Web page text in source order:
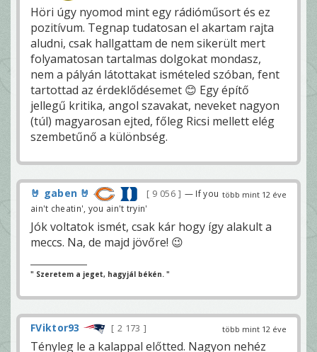
Höri úgy nyomod mint egy rádióműsort és ez
pozitívum. Tegnap tudatosan el akartam rajta
aludni, csak hallgattam de nem sikerült mert
folyamatosan tartalmas dolgokat mondasz,
nem a pályán látottakat ismételed szóban, fent
tartottad az érdeklődésemet 😊 Egy építő
jellegű kritika, angol szavakat, neveket nagyon
(túl) magyarosan ejted, főleg Ricsi mellett elég
szembetűnő a különbség.
több mint 12 éve
🤘 gaben 🤘 9 056
— If you
ain't cheatin', you ain't tryin'
Jók voltatok ismét, csak kár hogy így alakult a
meccs. Na, de majd jövőre! 😉
" Szeretem a jeget, hagyjál békén. "
több mint 12 éve
FViktor93 2 173
Tényleg le a kalappal előtted. Nagyon nehéz